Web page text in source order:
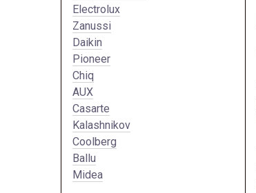
Electrolux
Zanussi
Daikin
Pioneer
Chiq
AUX
Casarte
Kalashnikov
Coolberg
Ballu
Midea